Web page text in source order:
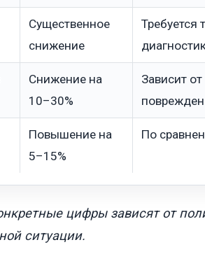
Существенное
снижение
Требуется
Снижение на
10–30%
Зависит
Повышение на
5–15%
По
цифры зависят от
ситуации.